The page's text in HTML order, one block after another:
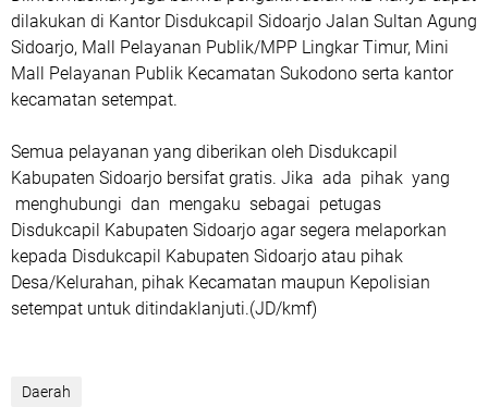
dilakukan di Kantor Disdukcapil Sidoarjo Jalan Sultan Agung
Sidoarjo, Mall Pelayanan Publik/MPP Lingkar Timur, Mini
Mall Pelayanan Publik Kecamatan Sukodono serta kantor
kecamatan setempat.
Semua pelayanan yang diberikan oleh Disdukcapil
Kabupaten Sidoarjo bersifat gratis. Jika ada pihak yang
menghubungi dan mengaku sebagai petugas
Disdukcapil Kabupaten Sidoarjo agar segera melaporkan
kepada Disdukcapil Kabupaten Sidoarjo atau pihak
Desa/Kelurahan, pihak Kecamatan maupun Kepolisian
setempat untuk ditindaklanjuti.(JD/kmf)
Daerah